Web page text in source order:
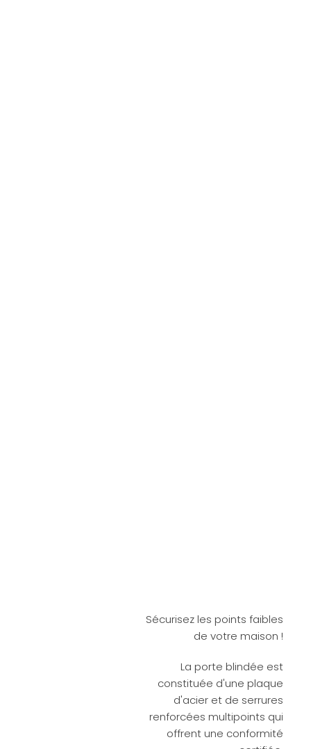
Sécurisez les points faibles
de votre maison !
La porte blindée est
constituée d'une plaque
d'acier et de serrures
renforcées multipoints qui
offrent une conformité